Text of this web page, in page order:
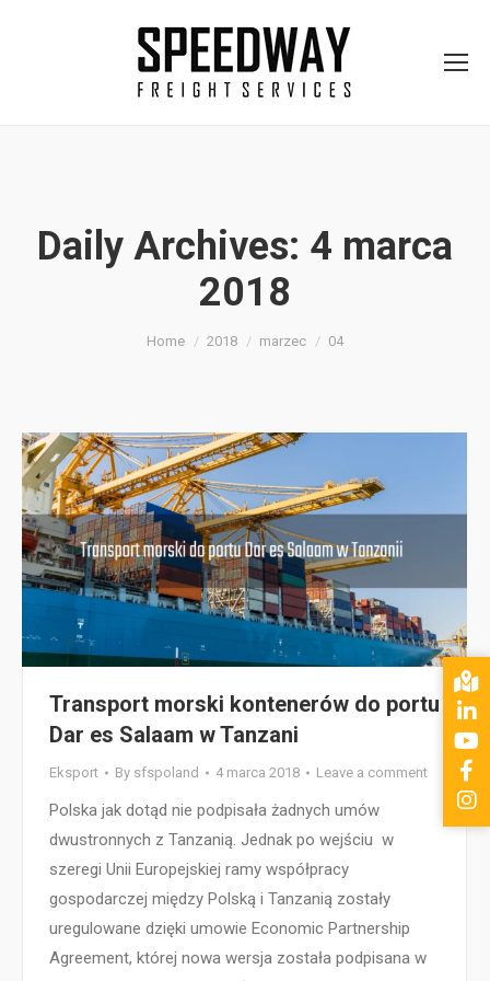
Daily Archives: 4 marca
2018
Home 2018 marzec 04
Transport morski kontenerów do portu
Dar es Salaam w Tanzani
Eksport By sfspoland 4 marca 2018 Leave a comment
Polska jak dotąd nie podpisała żadnych umów
dwustronnych z Tanzanią. Jednak po wejściu w
szeregi Unii Europejskiej ramy współpracy
gospodarczej między Polską i Tanzanią zostały
uregulowane dzięki umowie Economic Partnership
Agreement, której nowa wersja została podpisana w